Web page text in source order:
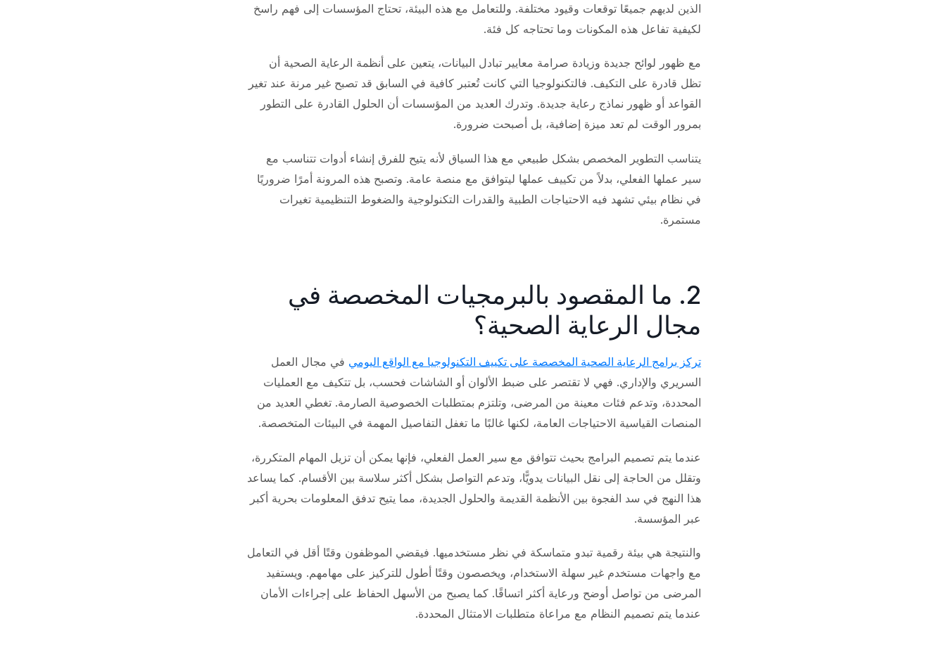
الذين لديهم جميعًا توقعات وقيود مختلفة. وللتعامل مع هذه البيئة، تحتاج المؤسسات إلى فهم راسخ
لكيفية تفاعل هذه المكونات وما تحتاجه كل فئة.
مع ظهور لوائح جديدة وزيادة صرامة معايير تبادل البيانات، يتعين على أنظمة الرعاية الصحية أن
تظل قادرة على التكيف. فالتكنولوجيا التي كانت تُعتبر كافية في السابق قد تصبح غير مرنة عند تغير
القواعد أو ظهور نماذج رعاية جديدة. وتدرك العديد من المؤسسات أن الحلول القادرة على التطور
بمرور الوقت لم تعد ميزة إضافية، بل أصبحت ضرورة.
يتناسب التطوير المخصص بشكل طبيعي مع هذا السياق لأنه يتيح للفرق إنشاء أدوات تتناسب مع
سير عملها الفعلي، بدلاً من تكييف عملها ليتوافق مع منصة عامة. وتصبح هذه المرونة أمرًا ضروريًا
في نظام بيئي تشهد فيه الاحتياجات الطبية والقدرات التكنولوجية والضغوط التنظيمية تغيرات
مستمرة.
2. ما المقصود بالبرمجيات المخصصة في
مجال الرعاية الصحية؟
تركز برامج الرعاية الصحية المخصصة على تكييف التكنولوجيا مع الواقع اليومي في مجال العمل
السريري والإداري. فهي لا تقتصر على ضبط الألوان أو الشاشات فحسب، بل تتكيف مع العمليات
المحددة، وتدعم فئات معينة من المرضى، وتلتزم بمتطلبات الخصوصية الصارمة. تغطي العديد من
المنصات القياسية الاحتياجات العامة، لكنها غالبًا ما تغفل التفاصيل المهمة في البيئات المتخصصة.
عندما يتم تصميم البرامج بحيث تتوافق مع سير العمل الفعلي، فإنها يمكن أن تزيل المهام المتكررة،
وتقلل من الحاجة إلى نقل البيانات يدويًّا، وتدعم التواصل بشكل أكثر سلاسة بين الأقسام. كما يساعد
هذا النهج في سد الفجوة بين الأنظمة القديمة والحلول الجديدة، مما يتيح تدفق المعلومات بحرية أكبر
عبر المؤسسة.
والنتيجة هي بيئة رقمية تبدو متماسكة في نظر مستخدميها. فيقضي الموظفون وقتًا أقل في التعامل
مع واجهات مستخدم غير سهلة الاستخدام، ويخصصون وقتًا أطول للتركيز على مهامهم. ويستفيد
المرضى من تواصل أوضح ورعاية أكثر اتساقًا. كما يصبح من الأسهل الحفاظ على إجراءات الأمان
عندما يتم تصميم النظام مع مراعاة متطلبات الامتثال المحددة.